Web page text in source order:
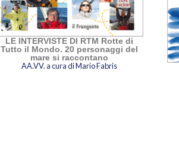
LE INTERVISTE DI RTM Rotte di
Tutto il Mondo. 20 personaggi del
mare si raccontano
AA.VV. a cura di Mario Fabris